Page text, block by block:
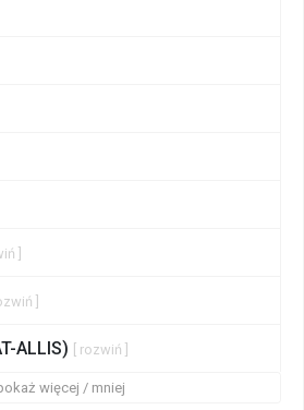
]
]
ALLIS) [ rozwiń ]
więcej / mniej